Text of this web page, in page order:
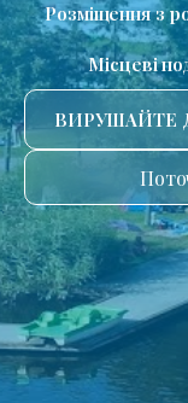
Розміщення з
Місцеві
ВИРУШАЙТЕ